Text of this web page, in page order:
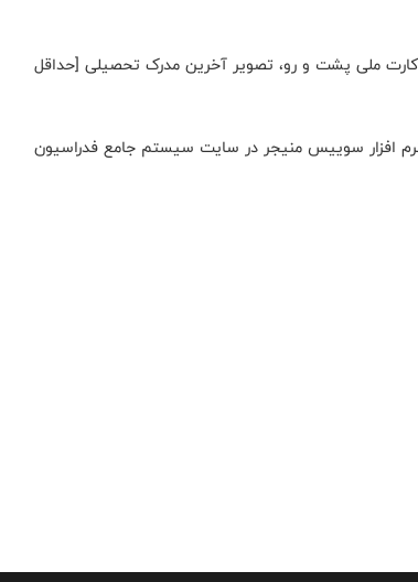
ملی پشت و رو، تصویر آخرین مدرک تحصیلی [حداقل
افزار سوییس منیجر در سایت سیستم جامع فدراسیون